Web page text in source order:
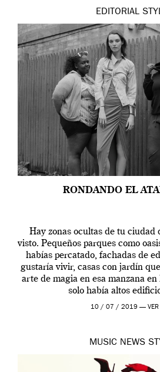
EDITORIAL
RONDANDO EL
Hay zonas ocultas de tu ciudad
visto. Pequeños parques como
habías percatado, fachadas de
gustaría vivir, casas con jardín
arte de magia en esa manzana
solo había altos
10 / 07 / 2019 —
MUSIC NEWS